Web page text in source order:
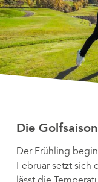
Die
Der Frühling
Februar setzt sich